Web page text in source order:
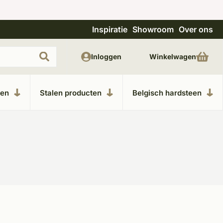
Uitgebreide showroom in Kesteren Unieke
Inspiratie Showroom Over ons
Stalen producten Belgisch hardsteen
Inloggen Winkelwagen